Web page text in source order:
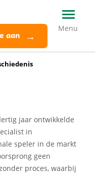
aan
jaar ontwikkelde
in
speler in de markt
geen
proces, waarbij